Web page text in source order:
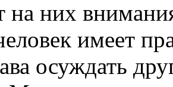
на них
имеет
осуждать